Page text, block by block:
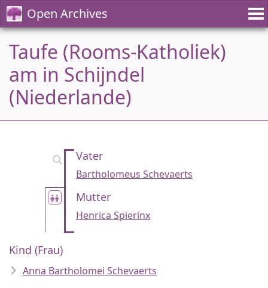
Open Archives
Taufe (Rooms-Katholiek)
am in Schijndel
(Niederlande)
Vater
Bartholomeus Schevaerts
Mutter
Henrica Spierinx
Kind (Frau)
Anna Bartholomei Schevaerts